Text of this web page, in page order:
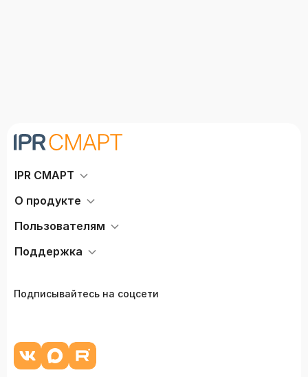
IPR СМАРТ
О продукте
Пользователям
Поддержка
Подписывайтесь на соцсети